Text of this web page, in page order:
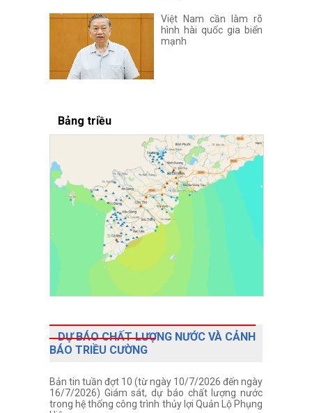
Việt Nam cần làm rõ
hình hài quốc gia biển
mạnh
Bảng triều
DỰ BÁO CHẤT LƯỢNG NƯỚC VÀ CẢNH
BÁO TRIỀU CƯỜNG
Bản tin tuần đợt 10 (từ ngày 10/7/2026 đến ngày
16/7/2026) Giám sát, dự báo chất lượng nước
trong hệ thống công trình thủy lợi Quản Lộ Phụng